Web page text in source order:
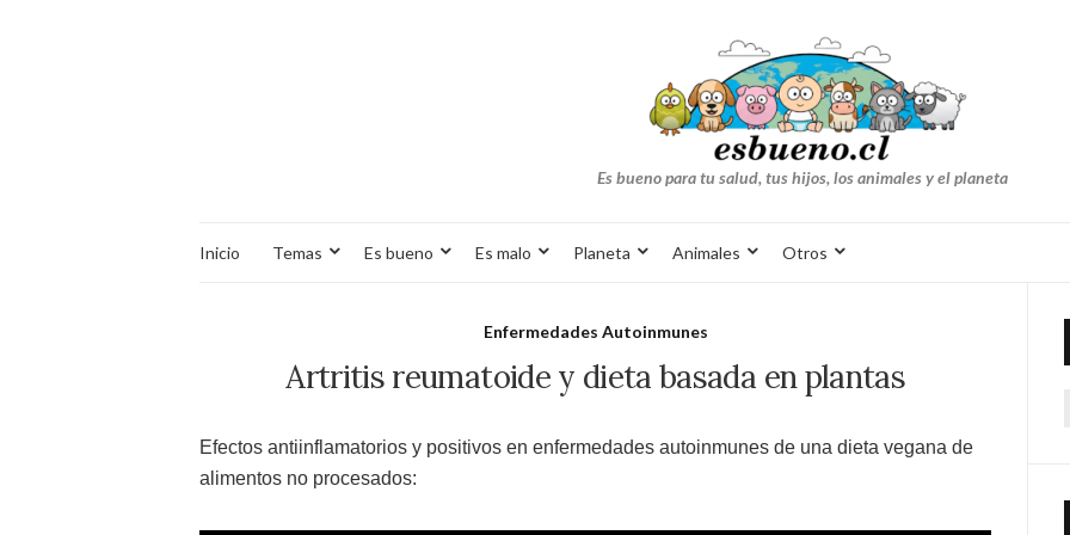
Es bueno para tu salud, tus hijos, los animales y el planeta
Inicio Temas Es bueno Es malo Planeta Animales Otros
Enfermedades Autoinmunes
Artritis reumatoide y dieta basada en plantas
Efectos antiinflamatorios y positivos en enfermedades autoinmunes de una dieta vegana de
alimentos no procesados: